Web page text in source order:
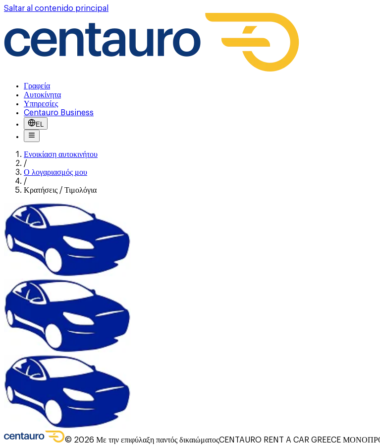
Saltar al contenido principal
Γραφεία
Αυτοκίνητα
Υπηρεσίες
Centauro Business
EL
Ενοικίαση αυτοκινήτου
/
Ο λογαριασμός μου
/
Κρατήσεις / Τιμολόγια
© 2026 Με την επιφύλαξη παντός δικαιώματοςCENTAURO RENT A CAR GREECE